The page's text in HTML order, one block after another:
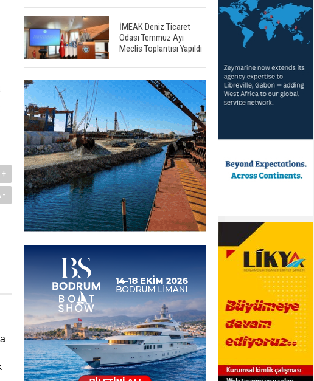
İMEAK Deniz Ticaret
Odası Temmuz Ayı
Meclis Toplantısı Yapıldı